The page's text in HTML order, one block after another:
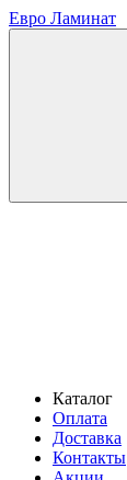
Евро Ламинат
Каталог
Оплата
Доставка
Контакты